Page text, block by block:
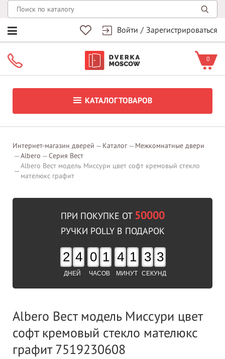
Войти / Зарегистрироваться
0
КАТАЛОГ ТОВАРОВ
Интернет-магазин дверей Каталог
Межкомнатные двери
Albero
Серия Вест
Albero Вест модель Миссури цвет софт кремовый стекло
мателюкс графит
ПРИ ПОКУПКЕ ОТ 50000
РУЧКИ POLLY В ПОДАРОК
2 4
ДНЕЙ
0 1
ЧАСОВ
4 1
МИНУТ
3 2
СЕКУНД
Albero Вест модель Миссури цвет
софт кремовый стекло мателюкс
графит 7519230608